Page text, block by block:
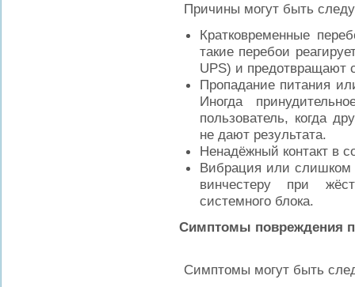
Причины могут быть
Кратковременные
такие перебои
UPS) и предотвращают
Пропадание питания
Иногда
пользователь, когда
не дают результата.
Ненадёжный контакт в
Вибрация или слишком
винчестеру при
системного блока.
Симптомы повреждения
Симптомы могут быть